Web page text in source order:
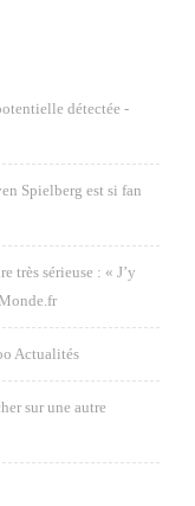
détectée -
Spielberg est si fan
très sérieuse : « J’y
Actualités
sur une autre